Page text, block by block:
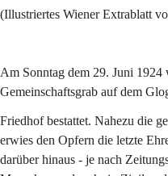
(Illustriertes Wiener Extrablatt
Am Sonntag dem 29. Juni
Gemeinschaftsgrab auf dem
Friedhof bestattet. Nahezu die
erwies den Opfern die letzte
darüber hinaus - je nach